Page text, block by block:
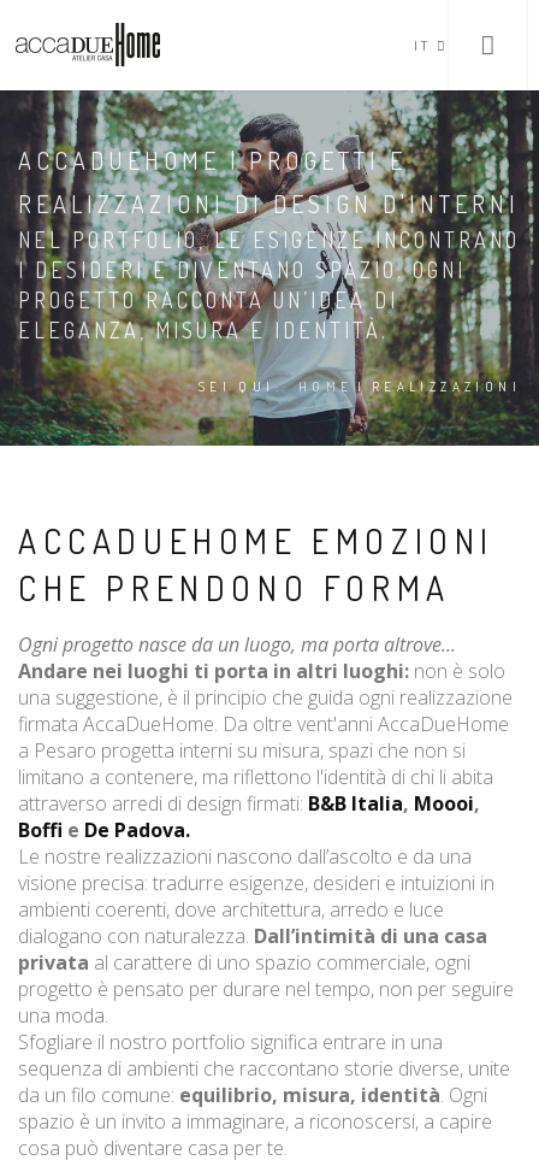
IT
ACCADUEHOME | PROGETTI E
REALIZZAZIONI DI DESIGN D'INTERNI
NEL PORTFOLIO, LE ESIGENZE INCONTRANO
I DESIDERI E DIVENTANO SPAZIO. OGNI
PROGETTO RACCONTA UN’IDEA DI
ELEGANZA, MISURA E IDENTITÀ.
SEI QUI:HOME | REALIZZAZIONI
ACCADUEHOME EMOZIONI
CHE PRENDONO FORMA
Ogni progetto nasce da un luogo, ma porta altrove...
Andare nei luoghi ti porta in altri luoghi: non è solo
una suggestione, è il principio che guida ogni realizzazione
firmata AccaDueHome. Da oltre vent'anni AccaDueHome
a Pesaro progetta interni su misura, spazi che non si
limitano a contenere, ma riflettono l'identità di chi li abita
attraverso arredi di design firmati: B&B Italia, Moooi,
Boffi e De Padova.
Le nostre realizzazioni nascono dall’ascolto e da una
visione precisa: tradurre esigenze, desideri e intuizioni in
ambienti coerenti, dove architettura, arredo e luce
dialogano con naturalezza. Dall’intimità di una casa
privata al carattere di uno spazio commerciale, ogni
progetto è pensato per durare nel tempo, non per seguire
una moda.
Sfogliare il nostro portfolio significa entrare in una
sequenza di ambienti che raccontano storie diverse, unite
da un filo comune: equilibrio, misura, identità. Ogni
spazio è un invito a immaginare, a riconoscersi, a capire
cosa può diventare casa per te.